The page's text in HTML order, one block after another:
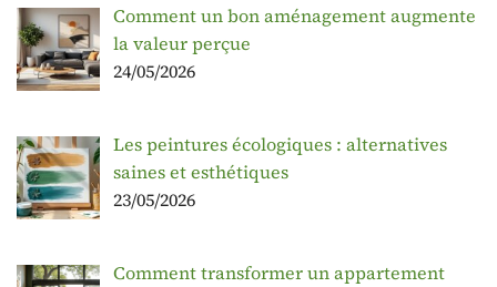
Comment un bon aménagement augmente
la valeur perçue
24/05/2026
Les peintures écologiques : alternatives
saines et esthétiques
23/05/2026
Comment transformer un appartement